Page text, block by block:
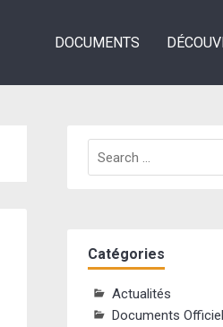
DOCUMENTS
Catégories
Actualités
Documents